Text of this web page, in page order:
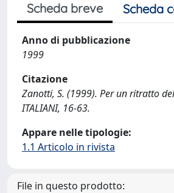
Scheda breve Scheda
Anno di pubblicazione
1999
Citazione
Zanotti, S. (1999). Per un ritratto
ITALIANI, 16-63.
Appare nelle tipologie:
1.1 Articolo in rivista
File in questo prodotto: